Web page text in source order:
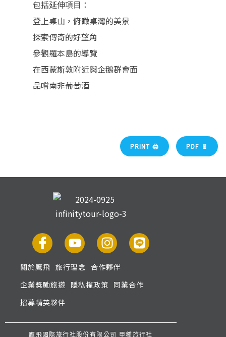
包括延伸項目：
登上桌山，俯瞰桌灣的美景
探索傳奇的好望角
參觀羅本島的導覽
在西蒙斯敦附近與企鵝群會面
品嚐南非葡萄酒
PRINT 🖨 PDF 📄
關於鷹飛 旅行理念 合作夥伴
企業獎勵旅遊 隱私權政策 同業合作
招募精英夥伴
鷹飛國際旅行社股份有限公司 甲種旅行社